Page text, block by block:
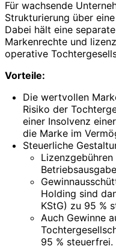
Für wachsende
Strukturierung über
Dabei hält eine
Markenrechte und
operative
Vorteile:
Die wertvollen
Risiko der
einer Insolvenz
die Marke im
Steuerliche
Holding sind
KStG) zu 95 %
Auch Gewinne
95 % steuerfrei.